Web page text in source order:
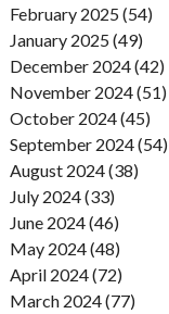
February 2025 (54)
January 2025 (49)
December 2024 (42)
November 2024 (51)
October 2024 (45)
September 2024 (54)
August 2024 (38)
July 2024 (33)
June 2024 (46)
May 2024 (48)
April 2024 (72)
March 2024 (77)